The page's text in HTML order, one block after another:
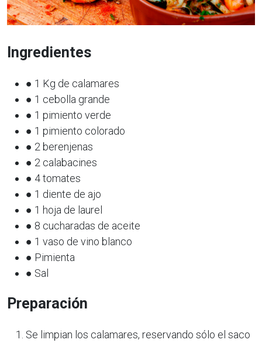
Ingredientes
● 1 Kg de calamares
● 1 cebolla grande
● 1 pimiento verde
● 1 pimiento colorado
● 2 berenjenas
● 2 calabacines
● 4 tomates
● 1 diente de ajo
● 1 hoja de laurel
● 8 cucharadas de aceite
● 1 vaso de vino blanco
● Pimienta
● Sal
Preparación
Se limpian los calamares, reservando sólo el saco